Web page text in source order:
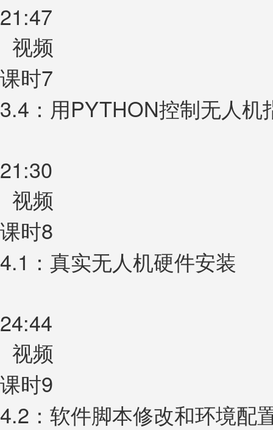
21:47
视频
课时7
3.4：用PYTHON控制无人机
21:30
视频
课时8
4.1：真实无人机硬件安装
24:44
视频
课时9
4.2：软件脚本修改和环境配